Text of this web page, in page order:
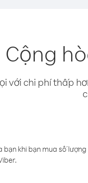
Cộng
với chi phí thấp
khi bạn mua số